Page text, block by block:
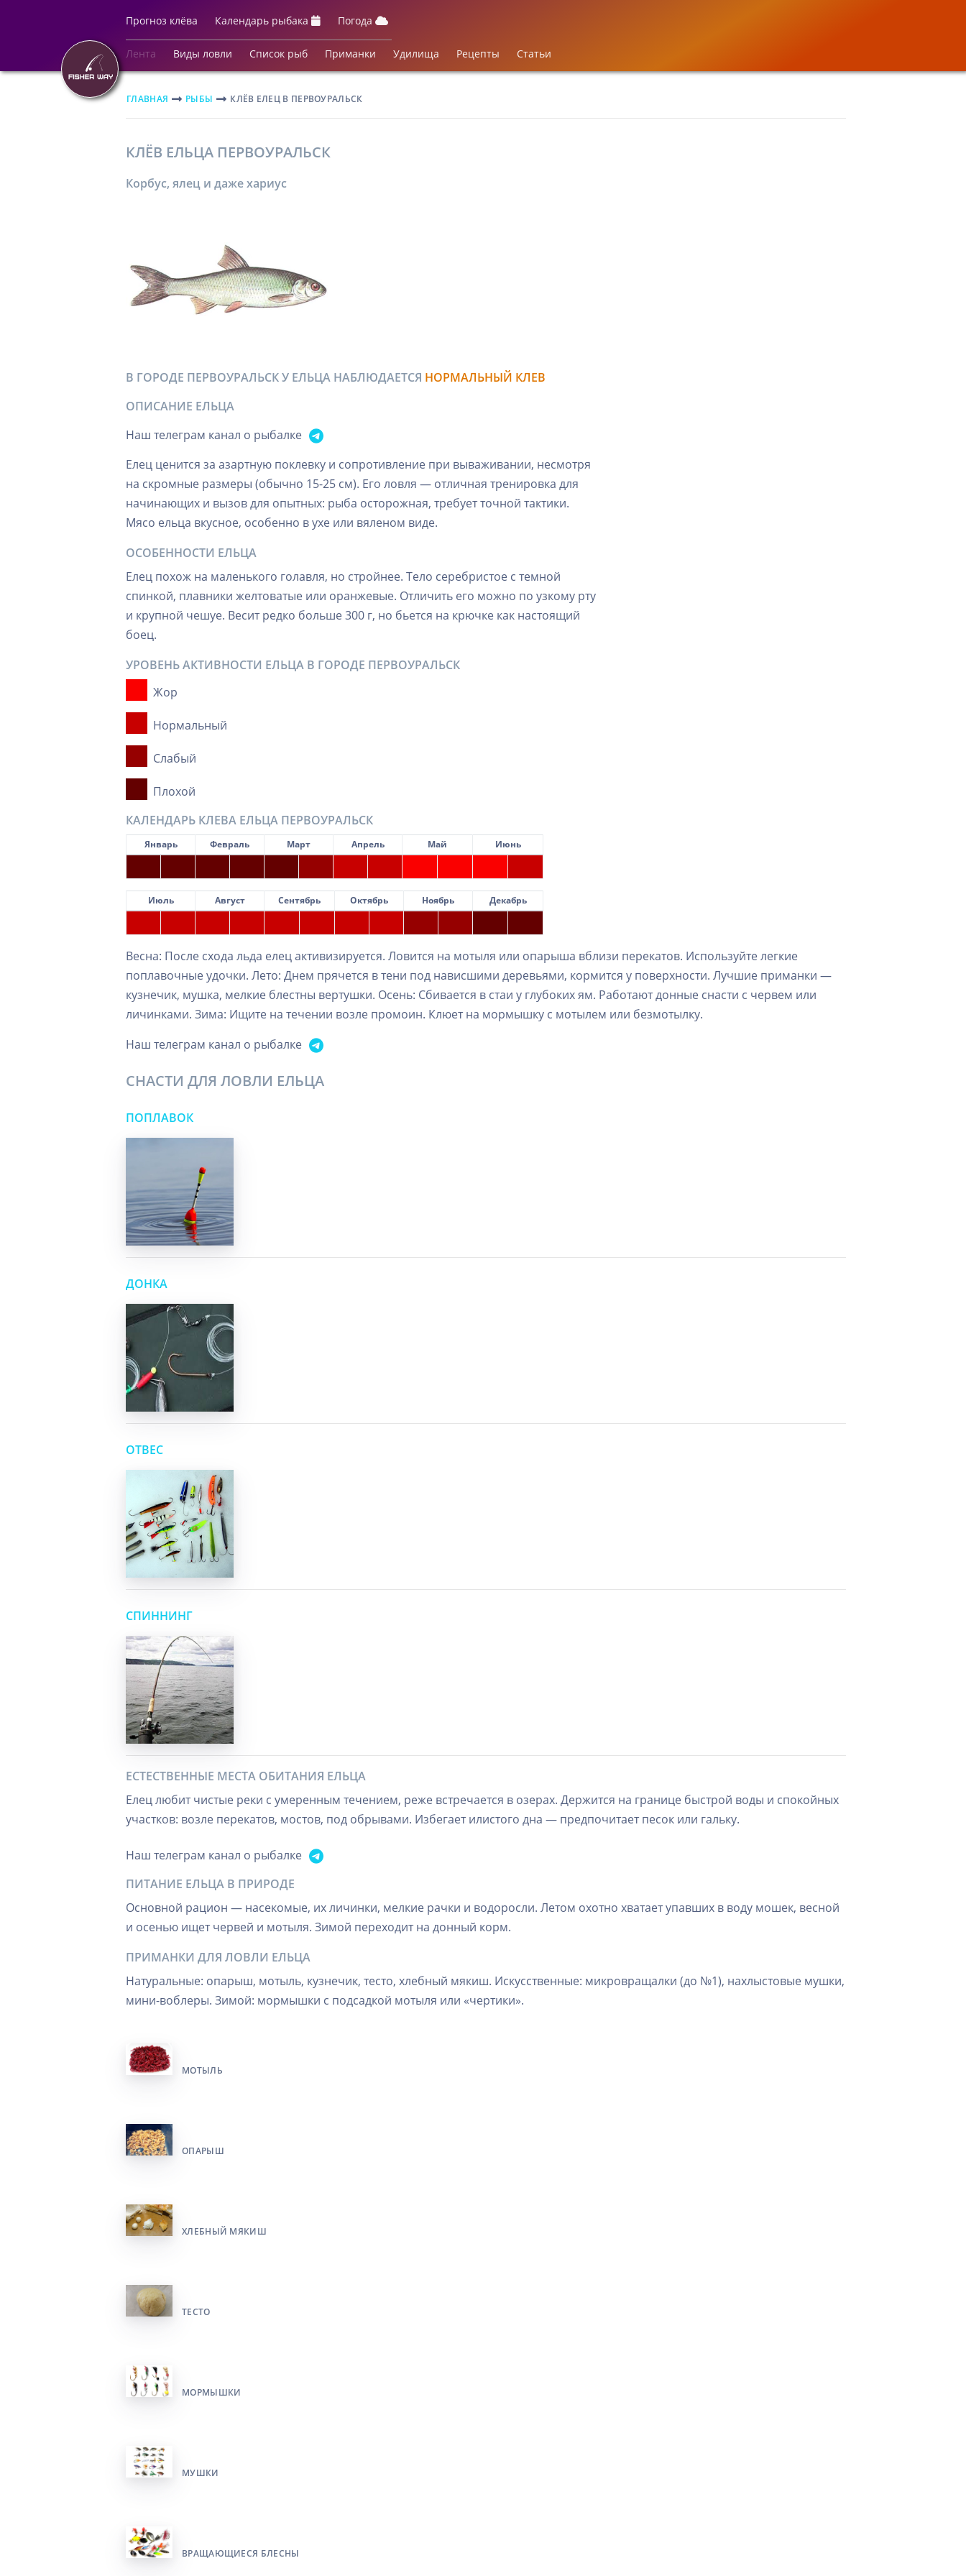
Прогноз клёва Календарь рыбака Погода
Лента Виды ловли Список рыб Приманки Удилища Рецепты Статьи
ГЛАВНАЯ РЫБЫ КЛЁВ ЕЛЕЦ В ПЕРВОУРАЛЬСК
КЛЁВ ЕЛЬЦА ПЕРВОУРАЛЬСК
Корбус, ялец и даже хариус
В ГОРОДЕ ПЕРВОУРАЛЬСК У ЕЛЬЦА НАБЛЮДАЕТСЯ НОРМАЛЬНЫЙ КЛЕВ
ОПИСАНИЕ ЕЛЬЦА
Наш телеграм канал о рыбалке
Елец ценится за азартную поклевку и сопротивление при вываживании, несмотря
на скромные размеры (обычно 15-25 см). Его ловля — отличная тренировка для
начинающих и вызов для опытных: рыба осторожная, требует точной тактики.
Мясо ельца вкусное, особенно в ухе или вяленом виде.
ОСОБЕННОСТИ ЕЛЬЦА
Елец похож на маленького голавля, но стройнее. Тело серебристое с темной
спинкой, плавники желтоватые или оранжевые. Отличить его можно по узкому рту
и крупной чешуе. Весит редко больше 300 г, но бьется на крючке как настоящий
боец.
УРОВЕНЬ АКТИВНОСТИ ЕЛЬЦА В ГОРОДЕ ПЕРВОУРАЛЬСК
Жор
Нормальный
Слабый
Плохой
КАЛЕНДАРЬ КЛЕВА ЕЛЬЦА ПЕРВОУРАЛЬСК
Январь Февраль Март Апрель Май Июнь
Июль Август Сентябрь Октябрь Ноябрь Декабрь
Весна: После схода льда елец активизируется. Ловится на мотыля или опарыша вблизи перекатов. Используйте легкие
поплавочные удочки. Лето: Днем прячется в тени под нависшими деревьями, кормится у поверхности. Лучшие приманки —
кузнечик, мушка, мелкие блестны вертушки. Осень: Сбивается в стаи у глубоких ям. Работают донные снасти с червем или
личинками. Зима: Ищите на течении возле промоин. Клюет на мормышку с мотылем или безмотылку.
Наш телеграм канал о рыбалке
СНАСТИ ДЛЯ ЛОВЛИ ЕЛЬЦА
ПОПЛАВОК
ДОНКА
ОТВЕС
СПИННИНГ
ЕСТЕСТВЕННЫЕ МЕСТА ОБИТАНИЯ ЕЛЬЦА
Елец любит чистые реки с умеренным течением, реже встречается в озерах. Держится на границе быстрой воды и спокойных
участков: возле перекатов, мостов, под обрывами. Избегает илистого дна — предпочитает песок или гальку.
Наш телеграм канал о рыбалке
ПИТАНИЕ ЕЛЬЦА В ПРИРОДЕ
Основной рацион — насекомые, их личинки, мелкие рачки и водоросли. Летом охотно хватает упавших в воду мошек, весной
и осенью ищет червей и мотыля. Зимой переходит на донный корм.
ПРИМАНКИ ДЛЯ ЛОВЛИ ЕЛЬЦА
Натуральные: опарыш, мотыль, кузнечик, тесто, хлебный мякиш. Искусственные: микровращалки (до №1), нахлыстовые мушки,
мини-воблеры. Зимой: мормышки с подсадкой мотыля или «чертики».
МОТЫЛЬ
ОПАРЫШ
ХЛЕБНЫЙ МЯКИШ
ТЕСТО
МОРМЫШКИ
МУШКИ
ВРАЩАЮЩИЕСЯ БЛЕСНЫ